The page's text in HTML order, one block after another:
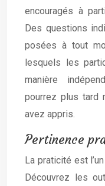
encouragés à
Des questions
posées à tout
lesquels les
manière
pourrez plus tard
avez appris.
Pertinence
La praticité est
Découvrez les